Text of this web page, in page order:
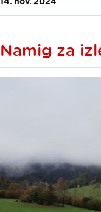
Namig za